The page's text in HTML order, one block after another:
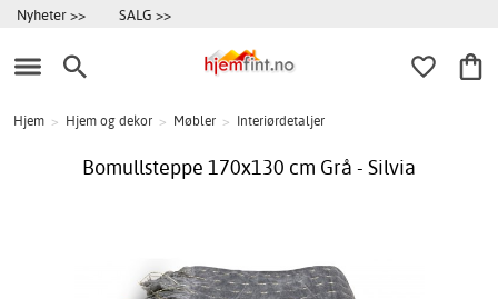
Nyheter >> SALG >>
Hjem > Hjem og dekor > Møbler > Interiørdetaljer
Bomullsteppe 170x130 cm Grå - Silvia